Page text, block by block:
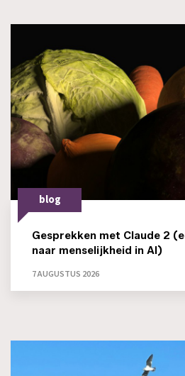
blog
Gesprekken met Claude 2
naar menselijkheid in AI)
7 AUGUSTUS 2026